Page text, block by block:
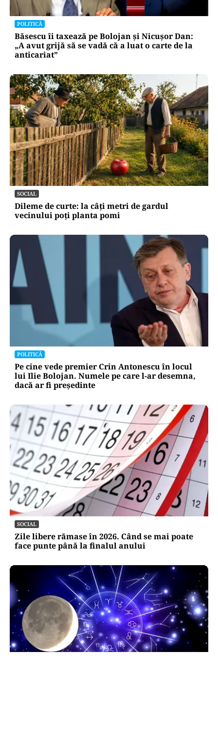
POLITICĂ
Băsescu îi taxează pe Bolojan și Nicușor Dan:
„A avut grijă să se vadă că a luat o carte de la
anticariat”
SOCIAL
Dileme de curte: la câți metri de gardul
vecinului poți planta pomi
POLITICĂ
Pe cine vede premier Crin Antonescu în locul
lui Ilie Bolojan. Numele pe care l-ar desemna,
dacă ar fi președinte
SOCIAL
Zile libere rămase în 2026. Când se mai poate
face punte până la finalul anului